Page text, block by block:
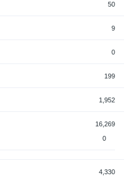
50
9
0
199
1,952
16,269
0
4,330